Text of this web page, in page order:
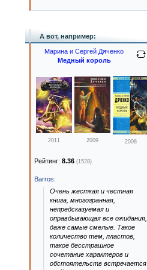
А вот, например:
Марина и Сергей Дяченко
Медный король
2011 2009 2008
Рейтинг: 8.36 (1528)
Barros:
Очень жесткая и честная
книга, многогранная,
непредсказуемая и
оправдывающая все ожидания,
даже самые смелые. Такое
количество тем, пластов,
такое бесстрашное
сочетание характеров и
обстоятельств встречается